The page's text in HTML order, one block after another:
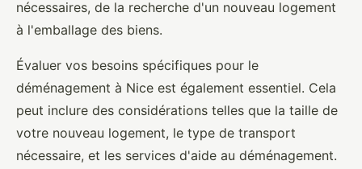
nécessaires, de la recherche d'un nouveau logement
à l'emballage des biens.
Évaluer vos besoins spécifiques pour le
déménagement à Nice est également essentiel. Cela
peut inclure des considérations telles que la taille de
votre nouveau logement, le type de transport
nécessaire, et les services d'aide au déménagement.